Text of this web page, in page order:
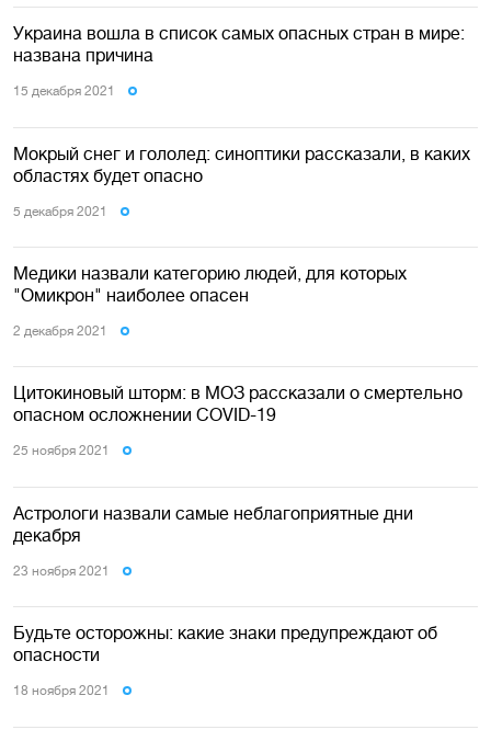
Украина вошла в список самых опасных стран в мире:
названа причина
15 декабря 2021
Мокрый снег и гололед: синоптики рассказали, в каких
областях будет опасно
5 декабря 2021
Медики назвали категорию людей, для которых
"Омикрон" наиболее опасен
2 декабря 2021
Цитокиновый шторм: в МОЗ рассказали о смертельно
опасном осложнении COVID-19
25 ноября 2021
Астрологи назвали самые неблагоприятные дни
декабря
23 ноября 2021
Будьте осторожны: какие знаки предупреждают об
опасности
18 ноября 2021